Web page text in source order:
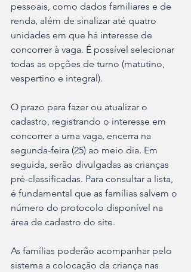
pessoais, como dados familiares e de
renda, além de sinalizar até quatro
unidades em que há interesse de
concorrer à vaga. É possível selecionar
todas as opções de turno (matutino,
vespertino e integral).
O prazo para fazer ou atualizar o
cadastro, registrando o interesse em
concorrer a uma vaga, encerra na
segunda-feira (25) ao meio dia. Em
seguida, serão divulgadas as crianças
pré-classificadas. Para consultar a lista,
é fundamental que as famílias salvem o
número do protocolo disponível na
área de cadastro do site.
As famílias poderão acompanhar pelo
sistema a colocação da criança nas